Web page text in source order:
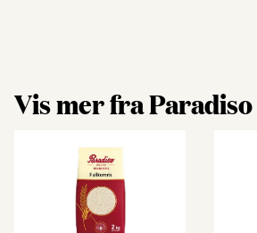
Vis mer fra Paradiso